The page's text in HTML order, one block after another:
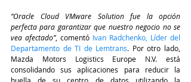
“Oracle Cloud VMware Solution fue la opción
perfecta para garantizar que nuestro negocio no se
vea afectado”, comentó Ivan Radchenko, Líder del
Departamento de TI de Lemtrans. Por otro lado,
Mazda Motors Logistics Europe N.V. está
consolidando sus aplicaciones para reducir la
huella de su centro de datos utilizando la